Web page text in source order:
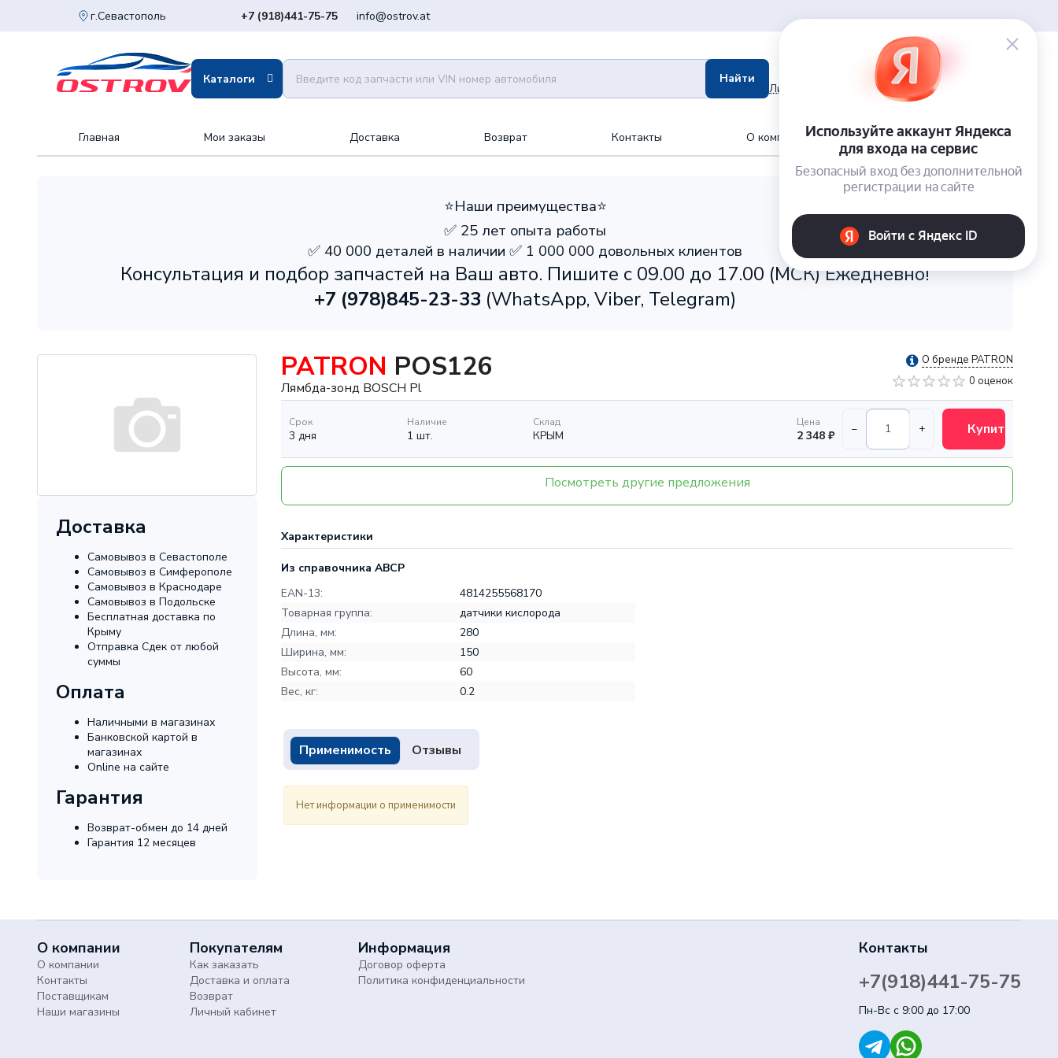
+7 (918)441-75-75 info@ostrov.at
г.Севастополь
Каталоги Найти
Личный кабинет Гараж
Корзина
0,00
Главная Мои заказы Доставка Возврат Контакты О компании Запись в сервис
⭐️Наши преимущества⭐️
✅ 25 лет опыта работы
✅ 40 000 деталей в наличии ✅ 1 000 000 довольных клиентов
Консультация и подбор запчастей на Ваш авто. Пишите с 09.00 до 17.00 (МСК) Ежедневно!
+7 (978)845-23-33 (WhatsApp, Viber, Telegram)
Доставка
Самовывоз в Севастополе
Самовывоз в Симферополе
Самовывоз в Краснодаре
Самовывоз в Подольске
Бесплатная доставка по
Крыму
Отправка Сдек от любой
суммы
Оплата
Наличными в магазинах
Банковской картой в
магазинах
Online на сайте
Гарантия
Возврат-обмен до 14 дней
Гарантия 12 месяцев
О бренде PATRON
0 оценок
PATRON POS126
Лямбда-зонд BOSCH Pl
Срок
3 дня
Наличие
1 шт.
Склад
КРЫМ
Цена
2 348 ₽ – + Купить
Посмотреть другие предложения
Характеристики
Из справочника ABCP
EAN-13:
4814255568170
Товарная группа:
датчики кислорода
Длина, мм:
280
Ширина, мм:
150
Высота, мм:
60
Вес, кг:
0.2
Применимость Отзывы
Нет информации о применимости
О компании
О компании
Контакты
Поставщикам
Наши магазины
Покупателям
Как заказать
Доставка и оплата
Возврат
Личный кабинет
Информация
Договор оферта
Политика конфиденциальности
Контакты
+7(918)441-75-75
Пн-Вс с 9:00 до 17:00